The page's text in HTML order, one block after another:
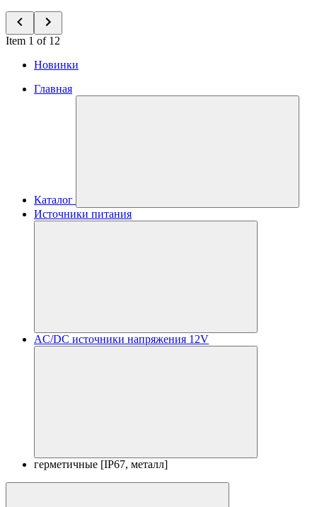
Item 1 of 12
Новинки
Главная
Каталог
Источники питания
AC/DC источники напряжения 12V
герметичные [IP67, металл]